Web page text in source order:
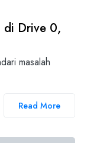
di Drive 0,
masalah
Read More